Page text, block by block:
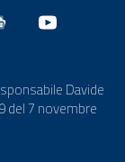
Davide
del 7 novembre